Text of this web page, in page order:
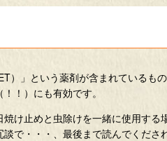
）」という薬剤が含まれているも
！）にも有効です。
け止めと虫除けを一緒に使用す
で・・・、最後まで読んでくださ